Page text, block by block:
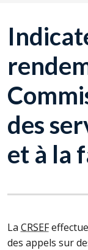
des
et à la
La CRSEF
des appels sur